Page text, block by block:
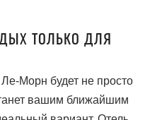
ТОЛЬКО ДЛЯ
Морн будет не просто
вашим ближайшим